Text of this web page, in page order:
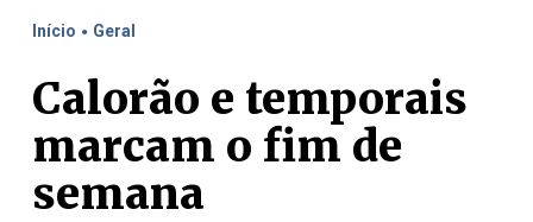
Início . Geral
Calorão e temporais
marcam o fim de
semana